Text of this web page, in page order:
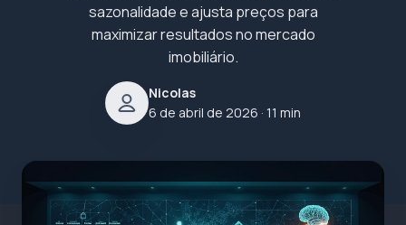
sazonalidade e ajusta preços para
maximizar resultados no mercado
imobiliário.
Nicolas
6 de abril de 2026 · 11 min